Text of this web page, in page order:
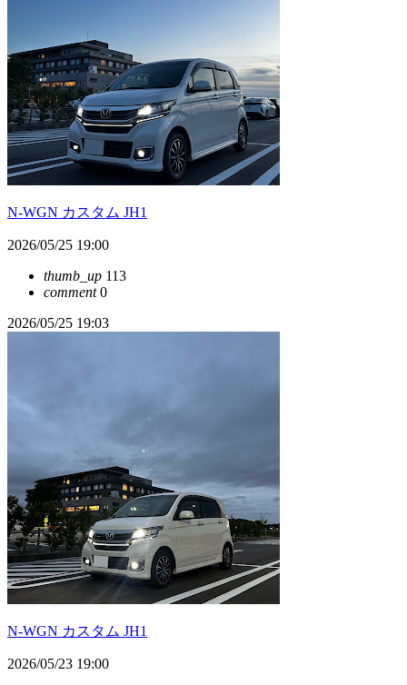
N-WGN カスタム JH1
2026/05/25 19:00
thumb_up 113
comment0
2026/05/25 19:03
N-WGN カスタム JH1
2026/05/23 19:00